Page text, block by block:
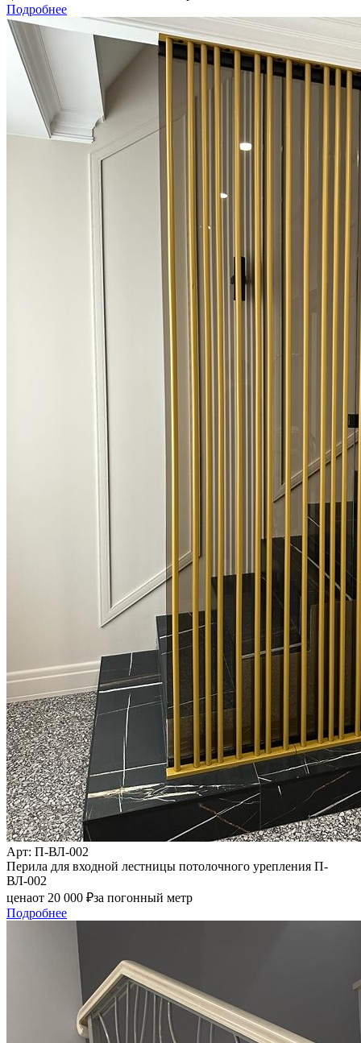
Подробнее
Арт: П-ВЛ-002
Перила для входной лестницы потолочного урепления П-
ВЛ-002
ценаот 20 000 ₽за погонный метр
Подробнее